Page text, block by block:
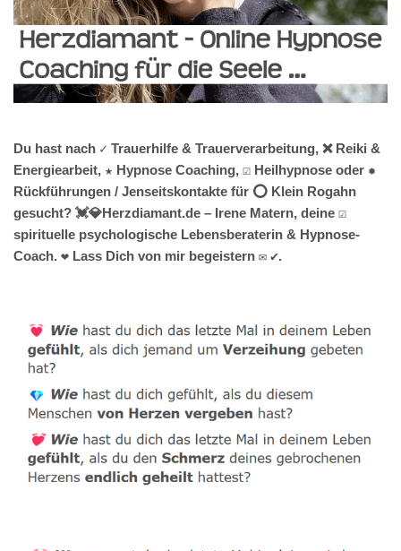
Du hast nach ✓ Trauerhilfe & Trauerverarbeitung, ❌ Reiki &
Energiearbeit, ★ Hypnose Coaching, ☑️ Heilhypnose oder ✹
Rückführungen / Jenseitskontakte für ⭕ Klein Rogahn
gesucht? 💓️💎Herzdiamant.de – Irene Matern, deine ☑️
spirituelle psychologische Lebensberaterin & Hypnose-
Coach. ❤ Lass Dich von mir begeistern ✉ ✔.